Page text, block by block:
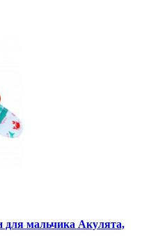
мальчика Акулята,